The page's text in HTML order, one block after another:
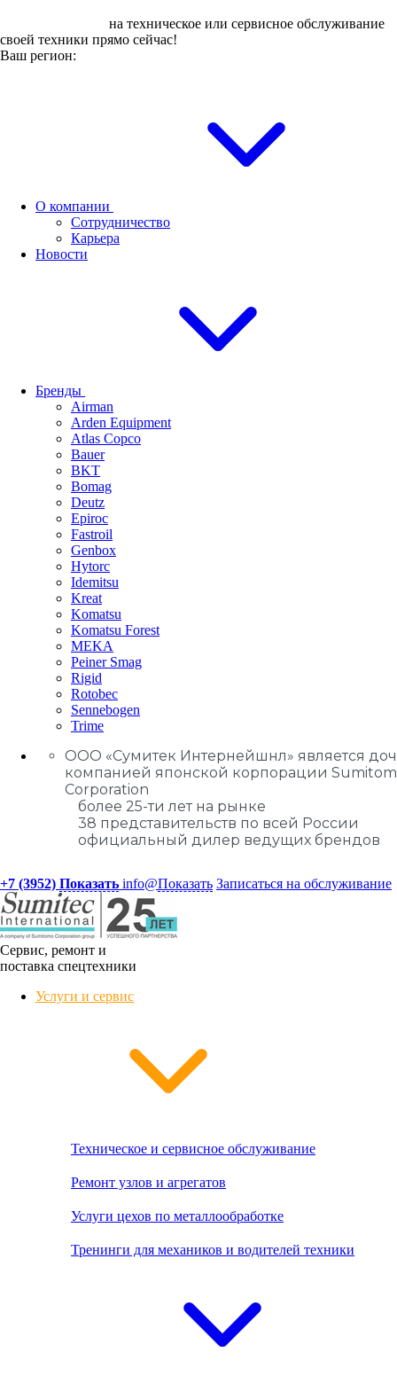
на техническое или сервисное обслуживание
своей техники прямо сейчас!
Ваш регион:
О компании
Сотрудничество
Карьера
Новости
Бренды
Airman
Arden Equipment
Atlas Сopco
Bauer
BKT
Bomag
Deutz
Epiroc
Fastroil
Genbox
Hytorc
Idemitsu
Kreat
Komatsu
Komatsu Forest
MEKA
Peiner Smag
Rigid
Rotobec
Sennebogen
Trime
ООО «Сумитек Интернейшнл» является
компанией японской корпорации
Corporation
более 25-ти лет на рынке
38 представительств по всей России
официальный дилер ведущих брендов
+7 (3952) Показать info@Показать Записаться на обслуживание
Сервис, ремонт и
поставка спецтехники
Услуги и сервис
Техническое и сервисное обслуживание
Ремонт узлов и агрегатов
Услуги цехов по металлообработке
Тренинги для механиков и водителей техники